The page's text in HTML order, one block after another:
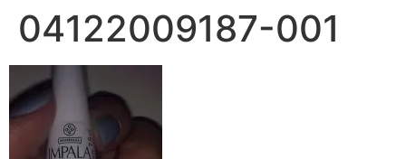
04122009187-001